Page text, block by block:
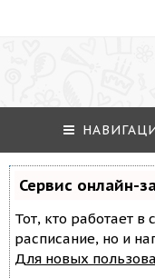
Сервис онлайн-
Тот, кто работает
расписание, но и
Для новых